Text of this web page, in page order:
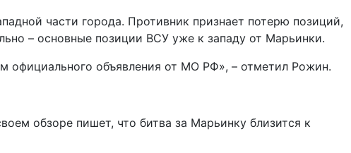
части города. Противник признает потерю позиций,
– основные позиции ВСУ уже к западу от Марьинки.
официального объявления от МО РФ», – отметил Рожин.
обзоре пишет, что битва за Марьинку близится к